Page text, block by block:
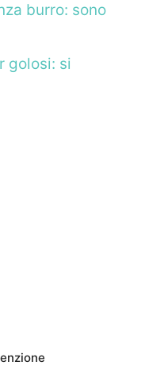
burro: sono
golosi: si